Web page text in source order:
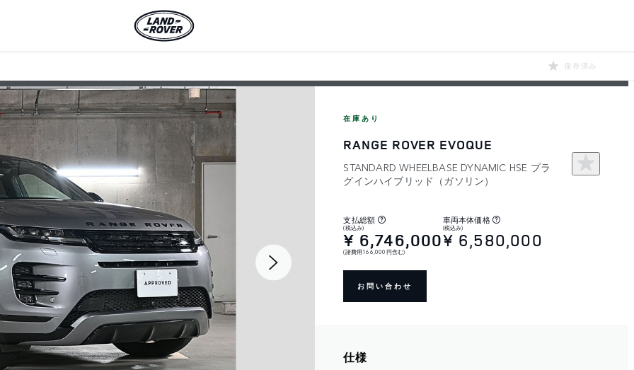
保存済み
在庫あり
RANGE ROVER EVOQUE
STANDARD WHEELBASE DYNAMIC HSE プラ
グインハイブリッド（ガソリン）
支払総額
(税込み)
¥ 6,746,000
(諸費用166,000円含む)
車両本体価格
(税込み)
¥ 6,580,000
お問い合わせ
仕様